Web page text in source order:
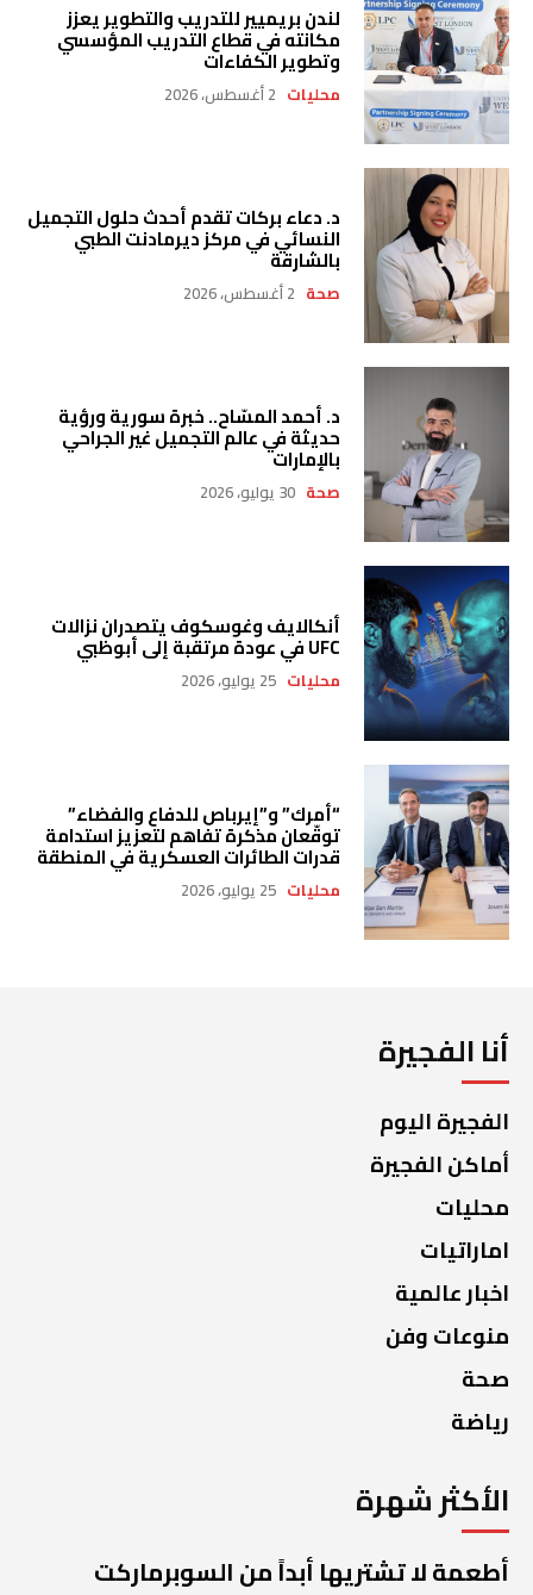
لندن بريميير للتدريب والتطوير يعزز
مكانته في قطاع التدريب المؤسسي
وتطوير الكفاءات
محليات 2 أغسطس، 2026
د. دعاء بركات تقدم أحدث حلول التجميل
النسائي في مركز ديرمادنت الطبي
بالشارقة
صحة 2 أغسطس، 2026
د. أحمد المسّاح.. خبرة سورية ورؤية
حديثة في عالم التجميل غير الجراحي
بالإمارات
صحة 30 يوليو، 2026
أنكالايف وغوسكوف يتصدران نزالات
UFC في عودة مرتقبة إلى أبوظبي
محليات 25 يوليو، 2026
“أمرك” و”إيرباص للدفاع والفضاء”
توقّعان مذكرة تفاهم لتعزيز استدامة
قدرات الطائرات العسكرية في المنطقة
محليات 25 يوليو، 2026
أنا الفجيرة
الفجيرة اليوم
أماكن الفجيرة
محليات
اماراتيات
اخبار عالمية
منوعات وفن
صحة
رياضة
الأكثر شهرة
أطعمة لا تشتريها أبداً من السوبرماركت